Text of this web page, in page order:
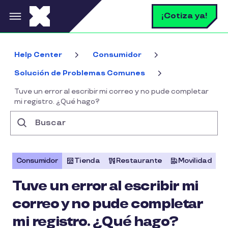
Pasar al contenido principal ¡Cotiza ya!
Help Center Consumidor
Solución de Problemas Comunes
Tuve un error al escribir mi correo y no pude completar
mi registro. ¿Qué hago?
Consumidor Tienda Restaurante Movilidad
Tuve un error al escribir mi
correo y no pude completar
mi registro. ¿Qué hago?